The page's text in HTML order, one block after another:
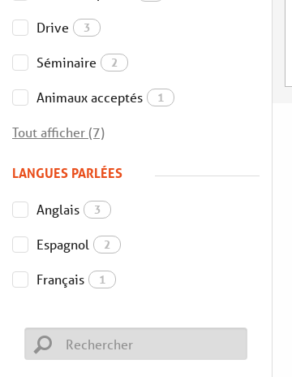
Drive 3
Séminaire 2
Animaux acceptés 1
Tout afficher (7)
LANGUES PARLÉES
Anglais 3
Espagnol 2
Français 1